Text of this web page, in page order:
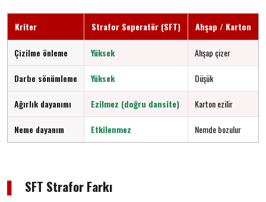
Kriter Strafor Seperatör (SFT) Ahşap / Karton
Çizilme önleme Yüksek Ahşap çizer
Darbe sönümleme Yüksek Düşük
Ağırlık dayanımı Ezilmez (doğru dansite) Karton ezilir
Neme dayanım Etkilenmez Nemde bozulur
▌ SFT Strafor Farkı